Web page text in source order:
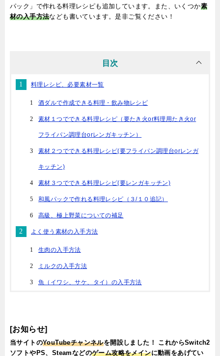
パック」で作れる料理レシピも追加しています。また、いくつか素
材の入手方法なども書いています。是非ご覧ください！
目次
料理レシピ、必要素材一覧
酒ダルで作成できる料理・飲み物レシピ
素材１つでできる料理レシピ（要たき火or料理用たき火or
フライパン調理台orレンガキッチン）
素材２つでできる料理レシピ(要フライパン調理台orレンガ
キッチン)
素材３つでできる料理レシピ(要レンガキッチン)
和風パックで作れる料理レシピ（３/１０追記）
高級、極上野菜についての補足
よく使う素材の入手方法
生肉の入手方法
ミルクの入手方法
魚（イワシ、サケ、タイ）の入手方法
[お知らせ]
当サイトのYouTubeチャンネルを開設しました！ これからSwitch2
ソフトやPS、Steamなどのゲーム攻略をメインに動画をあげてい